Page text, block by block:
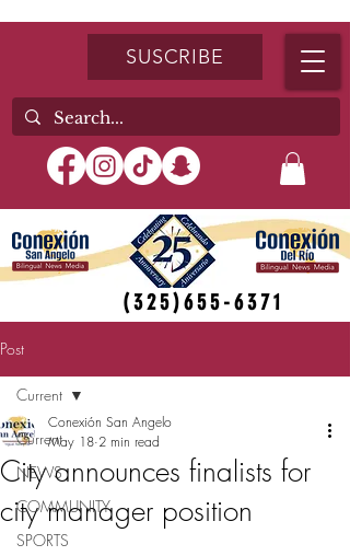
SUSCRIBE
(325)655-6371
Post
Current
NEWS
COMMUNITY
SPORTS
Current
City announces finalists for
city manager position
Conexión San Angelo
May 18 2 min read